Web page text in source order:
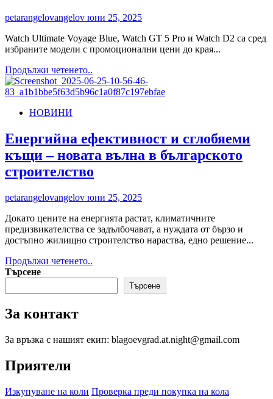
petarangelovangelov юни 25, 2025
Watch Ultimate Voyage Blue, Watch GT 5 Pro и Watch D2 са сред
избраните модели с промоционални цени до края...
Продължи четенето..
more
about
смартчасовници
Huawei
за
клиентите
на
НОВИНИ
Енергийна ефективност и сглобяеми
къщи – новата вълна в българското
строителство
petarangelovangelov юни 25, 2025
Докато цените на енергията растат, климатичните
предизвикателства се задълбочават, а нуждата от бързо и
достъпно жилищно строителство нараства, едно решение...
Продължи четенето..
Енергийна
къщи
българското
Търсене
Търсене
За контакт
За връзка с нашият екип: blagoevgrad.at.night@gmail.com
Приятели
Изкупуване на коли Проверка преди покупка на кола